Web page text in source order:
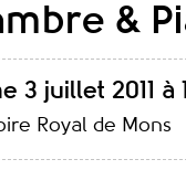
&
3 juillet 2011 à
Royal de Mons